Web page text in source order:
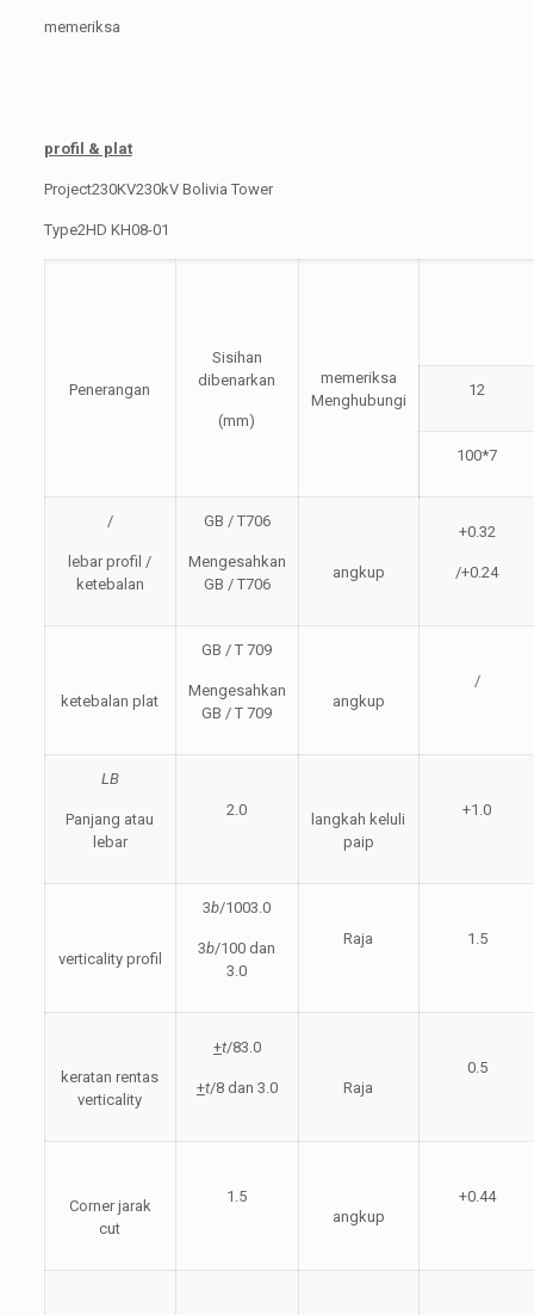
memeriksa
profil & plat
Project230KV230kV Bolivia Tower
Type2HD KH08-01
Penerangan
Sisihan
dibenarkan
(mm)
memeriksa
Menghubungi
12
100*7
/
lebar profil /
ketebalan
GB / T706
Mengesahkan
GB / T706
angkup
+0.32
/+0.24
ketebalan plat
GB / T 709
Mengesahkan
GB / T 709
angkup
/
LB
Panjang atau
lebar
2.0
langkah keluli
paip
+1.0
verticality profil
3b/1003.0
3b/100 dan
3.0
Raja 1.5
keratan rentas
verticality
+t/83.0
+t/8 dan 3.0 Raja
0.5
Corner jarak
cut
1.5
angkup
+0.44